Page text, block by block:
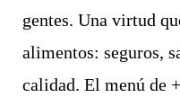
gentes. Una virtud
alimentos: seguros,
calidad. El menú de